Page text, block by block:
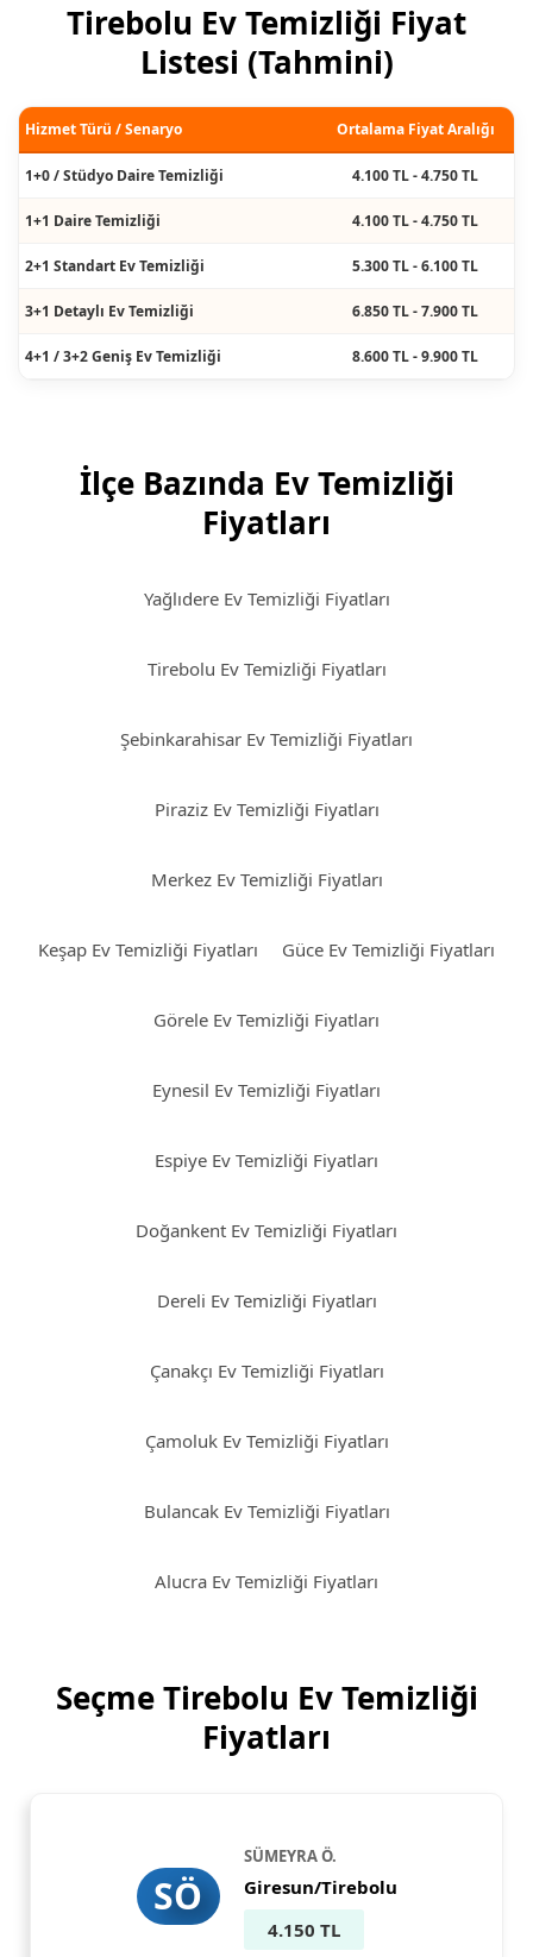
Tirebolu Ev Temizliği Fiyat
Listesi (Tahmini)
Hizmet Türü / Senaryo Ortalama Fiyat Aralığı
1+0 / Stüdyo Daire Temizliği 4.100 TL - 4.750 TL
1+1 Daire Temizliği 4.100 TL - 4.750 TL
2+1 Standart Ev Temizliği 5.300 TL - 6.100 TL
3+1 Detaylı Ev Temizliği 6.850 TL - 7.900 TL
4+1 / 3+2 Geniş Ev Temizliği 8.600 TL - 9.900 TL
İlçe Bazında Ev Temizliği
Fiyatları
Yağlıdere Ev Temizliği Fiyatları
Tirebolu Ev Temizliği Fiyatları
Şebinkarahisar Ev Temizliği Fiyatları
Piraziz Ev Temizliği Fiyatları
Merkez Ev Temizliği Fiyatları
Keşap Ev Temizliği Fiyatları Güce Ev Temizliği Fiyatları
Görele Ev Temizliği Fiyatları
Eynesil Ev Temizliği Fiyatları
Espiye Ev Temizliği Fiyatları
Doğankent Ev Temizliği Fiyatları
Dereli Ev Temizliği Fiyatları
Çanakçı Ev Temizliği Fiyatları
Çamoluk Ev Temizliği Fiyatları
Bulancak Ev Temizliği Fiyatları
Alucra Ev Temizliği Fiyatları
Seçme Tirebolu Ev Temizliği
Fiyatları
SÖ
SÜMEYRA Ö.
Giresun/Tirebolu
4.150 TL